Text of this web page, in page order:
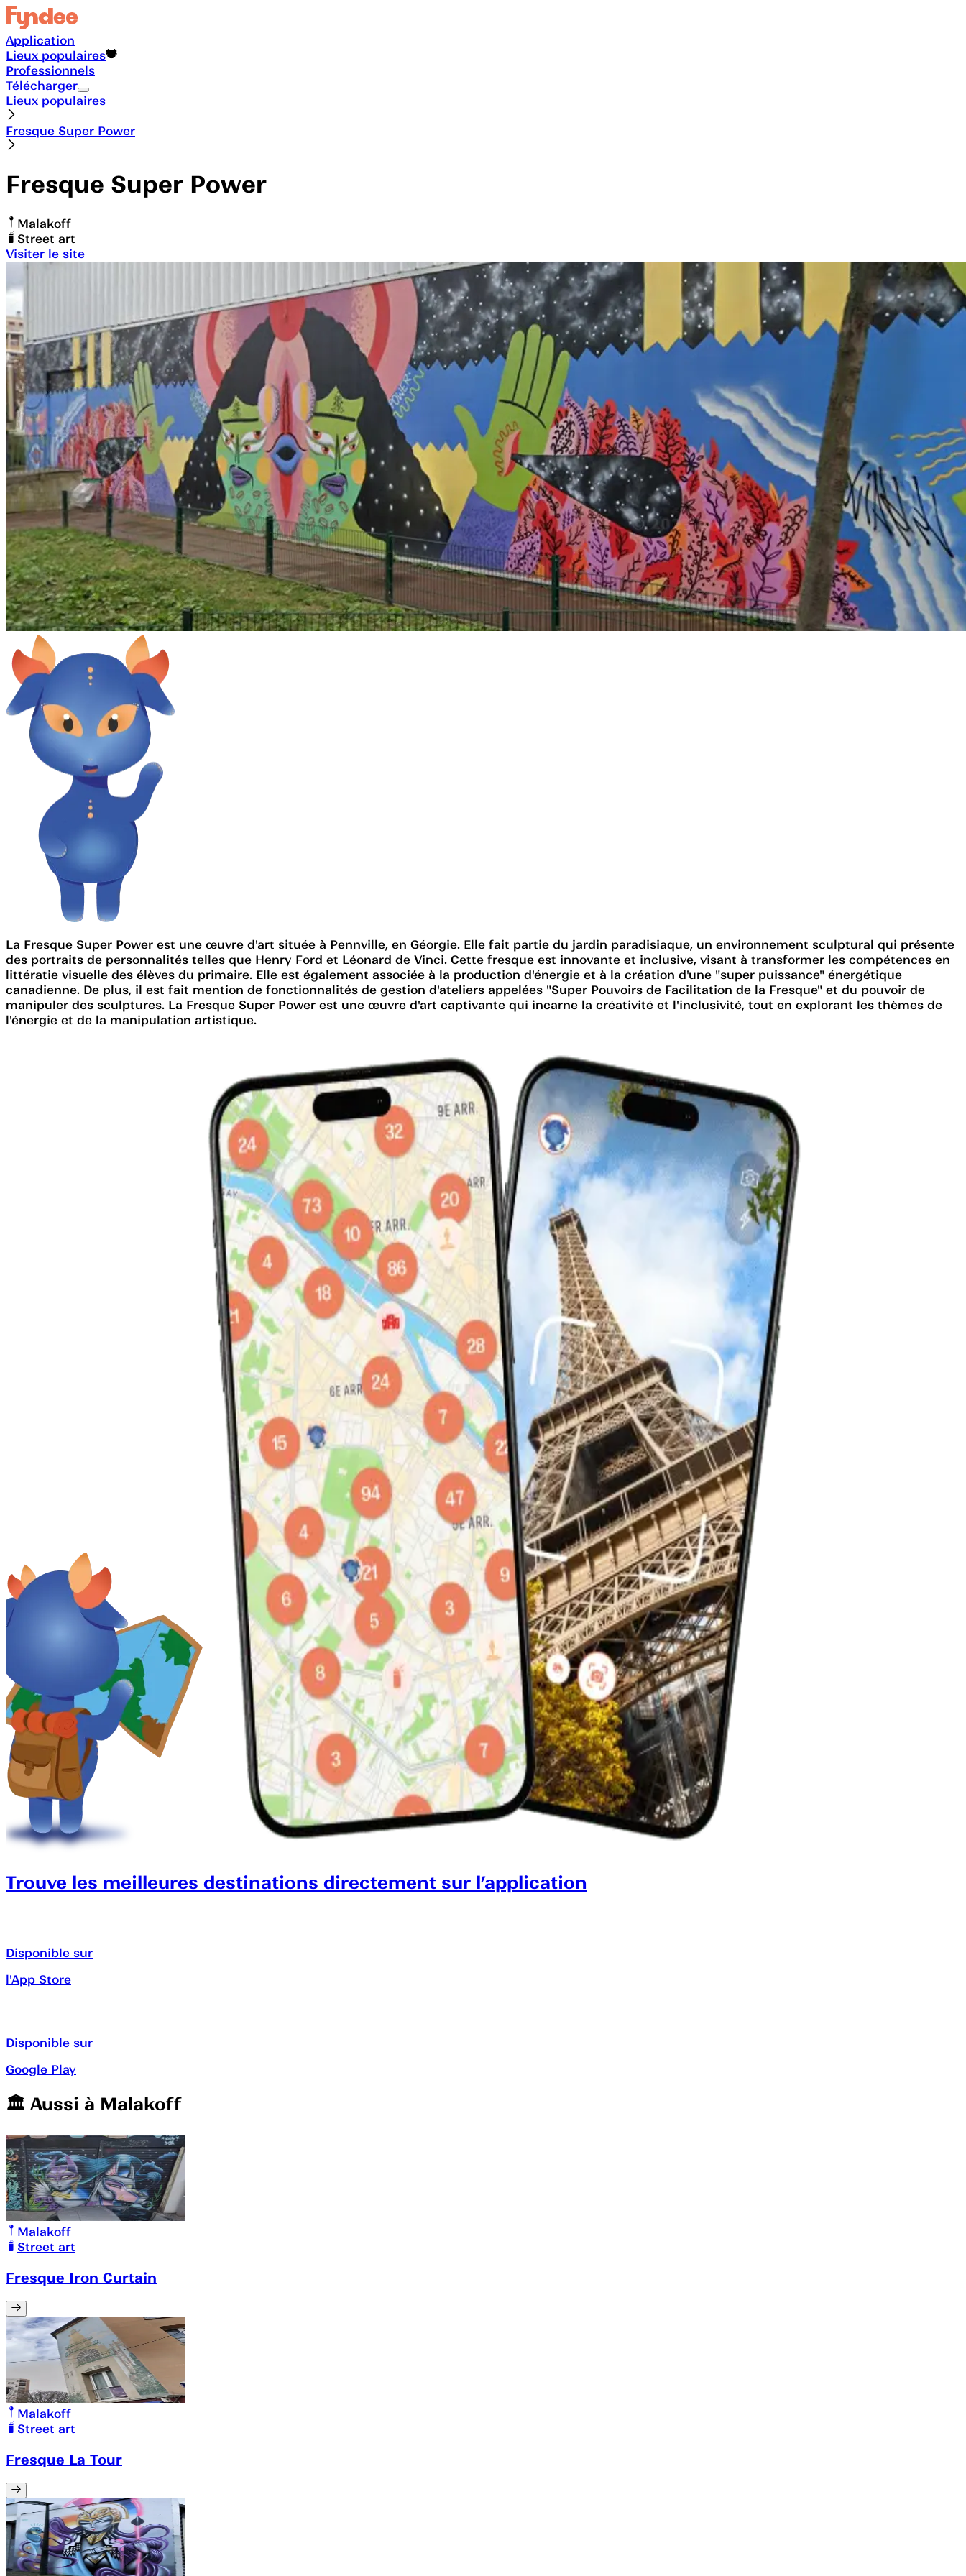
Application
Lieux populaires
Professionnels
Télécharger
Lieux populaires
Fresque Super Power
Fresque Super Power
Malakoff
Street art
Visiter le site
La Fresque Super Power est une œuvre d'art située à Pennville, en Géorgie. Elle fait partie du jardin paradisiaque, un environnement sculptural qui présente
des portraits de personnalités telles que Henry Ford et Léonard de Vinci. Cette fresque est innovante et inclusive, visant à transformer les compétences en
littératie visuelle des élèves du primaire. Elle est également associée à la production d'énergie et à la création d'une "super puissance" énergétique
canadienne. De plus, il est fait mention de fonctionnalités de gestion d'ateliers appelées "Super Pouvoirs de Facilitation de la Fresque" et du pouvoir de
manipuler des sculptures. La Fresque Super Power est une œuvre d'art captivante qui incarne la créativité et l'inclusivité, tout en explorant les thèmes de
l'énergie et de la manipulation artistique.
Trouve les meilleures destinations directement sur l’application
Disponible sur
l'App Store
Disponible sur
Google Play
🏛️️ Aussi à Malakoff
Malakoff
Street art
Fresque Iron Curtain
Malakoff
Street art
Fresque La Tour